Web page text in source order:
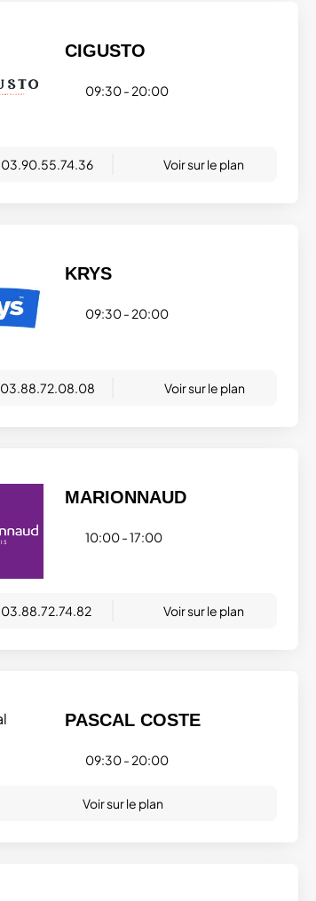
CIGUSTO
09:30 - 20:00
03.90.55.74.36 Voir sur le plan
KRYS
09:30 - 20:00
03.88.72.08.08 Voir sur le plan
MARIONNAUD
10:00 - 17:00
03.88.72.74.82 Voir sur le plan
PASCAL COSTE
09:30 - 20:00
Voir sur le plan